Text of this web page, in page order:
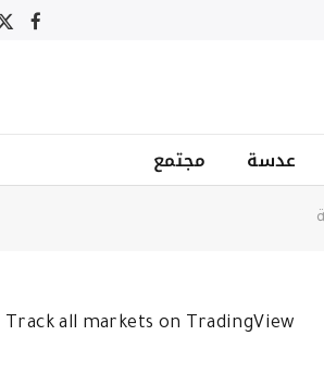
عدسة مجتمع
Track all markets on TradingView